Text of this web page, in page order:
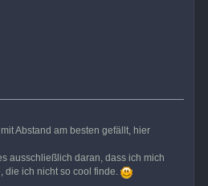
Abstand am besten gefällt, hier
ausschließlich daran, dass ich mich
ich nicht so cool finde.